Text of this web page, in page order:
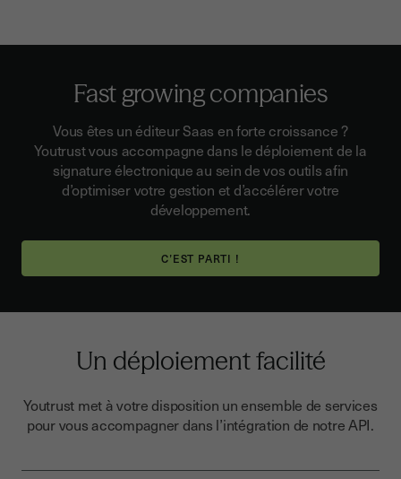
Fast growing companies
Vous êtes un éditeur Saas en forte croissance ?
Youtrust vous accompagne dans le déploiement de la
signature électronique au sein de vos outils afin
d’optimiser votre gestion et d’accélérer votre
développement.
C’EST PARTI !
Un déploiement facilité
Youtrust met à votre disposition un ensemble de services
pour vous accompagner dans l’intégration de notre API.